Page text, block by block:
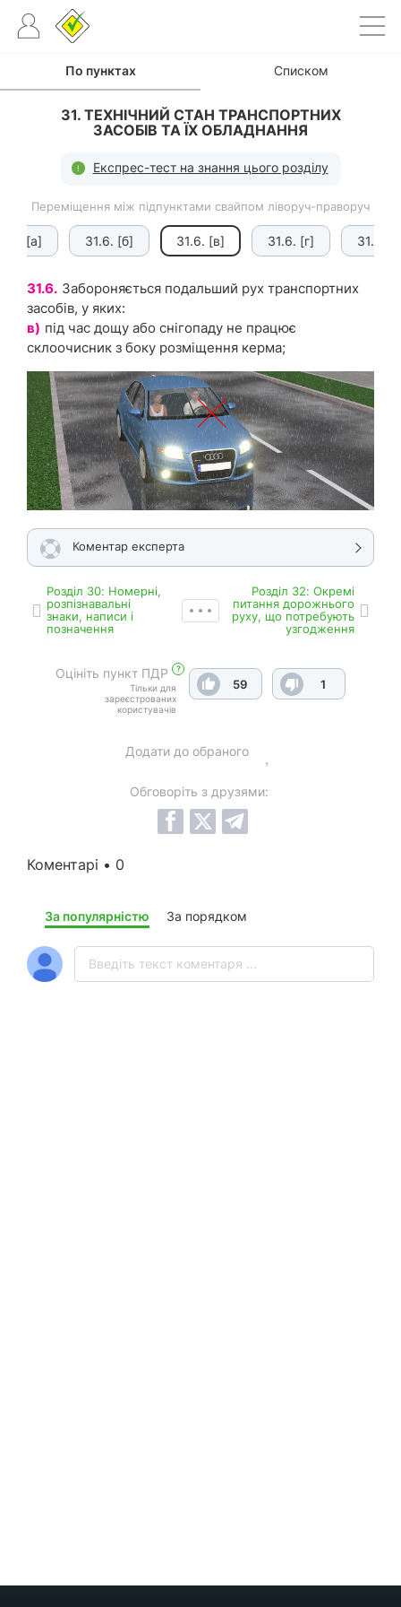
По пунктах Списком
31. ТЕХНІЧНИЙ СТАН ТРАНСПОРТНИХ
ЗАСОБІВ ТА ЇХ ОБЛАДНАННЯ
Експрес-тест на знання цього розділу
Переміщення між підпунктами свайпом ліворуч-праворуч
[а] 31.6. [б] 31.6. [в] 31.6. [г] 31.7.
31.6. Забороняється подальший рух транспортних
засобів, у яких:
в) під час дощу або снігопаду не працює
склоочисник з боку розміщення керма;
Коментар експерта
Роздiл 30: Номерні,
розпізнавальні
знаки, написи і
позначення
Роздiл 32: Окремі
питання дорожнього
руху, що потребують
узгодження
Оцініть пункт ПДР ?
Тільки для
зареєстрованих
користувачів
59 1
Додати до обраного
Обговоріть з друзями:
Коментарі • 0
За популярністю За порядком